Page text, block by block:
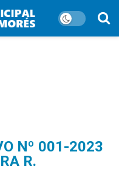
Nº 001-2023
R.